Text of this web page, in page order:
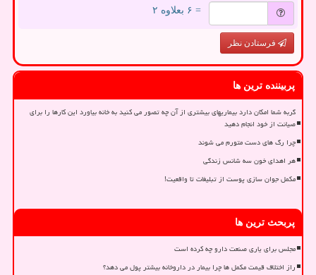
= ۶ بعلاوه ۲
فرستادن نظر
پربیننده ترین ها
گربه شما امکان دارد بیماریهای بیشتری از آن چه تصور می کنید به خانه بیاورد این کارها را برای
صیانت از خود انجام دهید
چرا رگ های دست متورم می شوند
هر اهدای خون سه شانس زندگی
مکمل جوان سازی پوست از تبلیغات تا واقعیت!
پربحث ترین ها
مجلس برای یاری صنعت دارو چه کرده است
راز اختلاف قیمت مکمل ها چرا بیمار در داروخانه بیشتر پول می دهد؟